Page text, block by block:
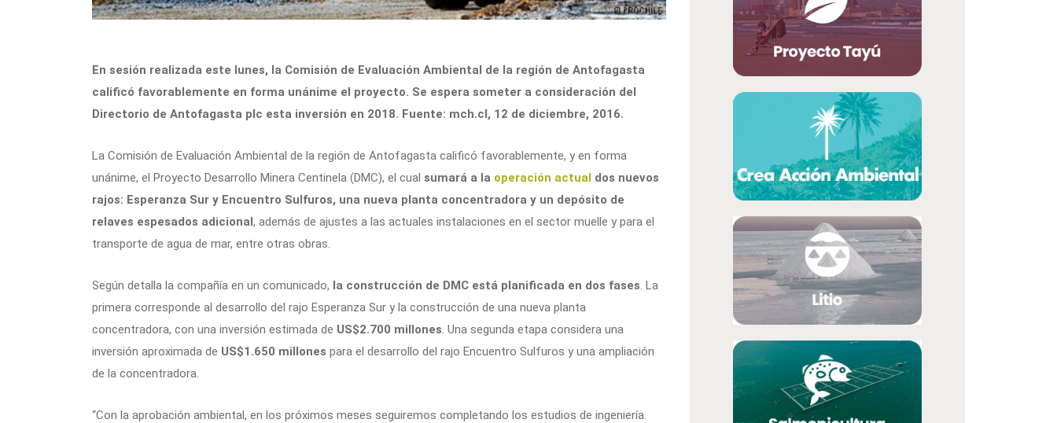
En sesión realizada este lunes, la Comisión de Evaluación Ambiental de la región de Antofagasta
calificó favorablemente en forma unánime el proyecto. Se espera someter a consideración del
Directorio de Antofagasta plc esta inversión en 2018. Fuente: mch.cl, 12 de diciembre, 2016.
La Comisión de Evaluación Ambiental de la región de Antofagasta calificó favorablemente, y en forma
unánime, el Proyecto Desarrollo Minera Centinela (DMC), el cual sumará a la operación actual dos nuevos
rajos: Esperanza Sur y Encuentro Sulfuros, una nueva planta concentradora y un depósito de
relaves espesados adicional, además de ajustes a las actuales instalaciones en el sector muelle y para el
transporte de agua de mar, entre otras obras.
Según detalla la compañía en un comunicado, la construcción de DMC está planificada en dos fases. La
primera corresponde al desarrollo del rajo Esperanza Sur y la construcción de una nueva planta
concentradora, con una inversión estimada de US$2.700 millones. Una segunda etapa considera una
inversión aproximada de US$1.650 millones para el desarrollo del rajo Encuentro Sulfuros y una ampliación
de la concentradora.
“Con la aprobación ambiental, en los próximos meses seguiremos completando los estudios de ingeniería.